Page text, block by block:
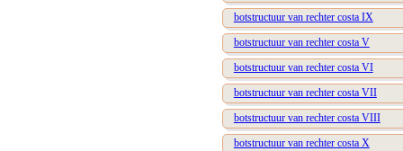
botstructuur van rechter costa IX
botstructuur van rechter costa V
botstructuur van rechter costa VI
botstructuur van rechter costa VII
botstructuur van rechter costa VIII
botstructuur van rechter costa X